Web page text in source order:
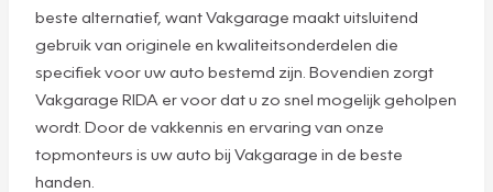
beste alternatief, want Vakgarage maakt uitsluitend
gebruik van originele en kwaliteitsonderdelen die
specifiek voor uw auto bestemd zijn. Bovendien zorgt
Vakgarage RIDA er voor dat u zo snel mogelijk geholpen
wordt. Door de vakkennis en ervaring van onze
topmonteurs is uw auto bij Vakgarage in de beste
handen.